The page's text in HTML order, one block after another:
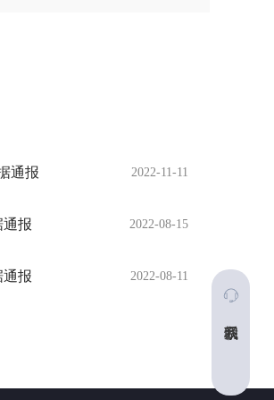
通报 2022-11-11
通报 2022-08-15
通报 2022-08-11